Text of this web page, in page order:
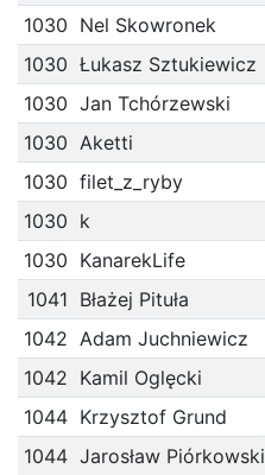
1030 Nel Skowronek
1030 Łukasz Sztukiewicz
1030 Jan Tchórzewski
1030 Aketti
1030 filet_z_ryby
1030 k
1030 KanarekLife
1041 Błażej Pituła
1042 Adam Juchniewicz
1042 Kamil Oglęcki
1044 Krzysztof Grund
1044 Jarosław Piórkowski